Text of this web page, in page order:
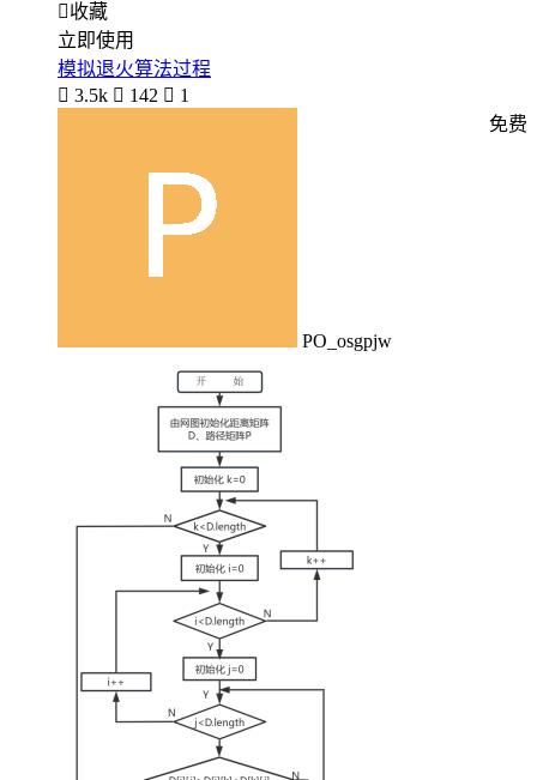
收藏
立即使用
模拟退火算法过程
 3.5k  142  1
PO_osgpjw
免费